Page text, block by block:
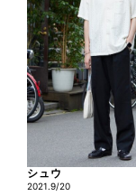
シュウ
2021.9/20